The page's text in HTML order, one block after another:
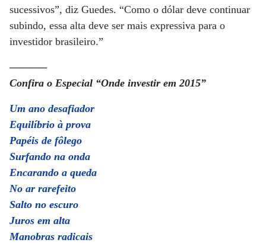
sucessivos”, diz Guedes. “Como o dólar deve continuar
subindo, essa alta deve ser mais expressiva para o
investidor brasileiro.”
———–
Confira o Especial “Onde investir em 2015”
Um ano desafiador
Equilíbrio à prova
Papéis de fôlego
Surfando na onda
Encarando a queda
No ar rarefeito
Salto no escuro
Juros em alta
Manobras radicais